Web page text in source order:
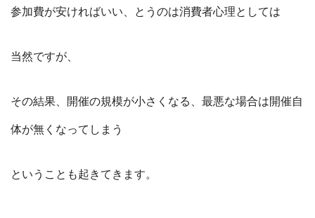
参加費が安ければいい、とうのは消費者心理としては
当然ですが、
その結果、開催の規模が小さくなる、最悪な場合は開催自
体が無くなってしまう
ということも起きてきます。